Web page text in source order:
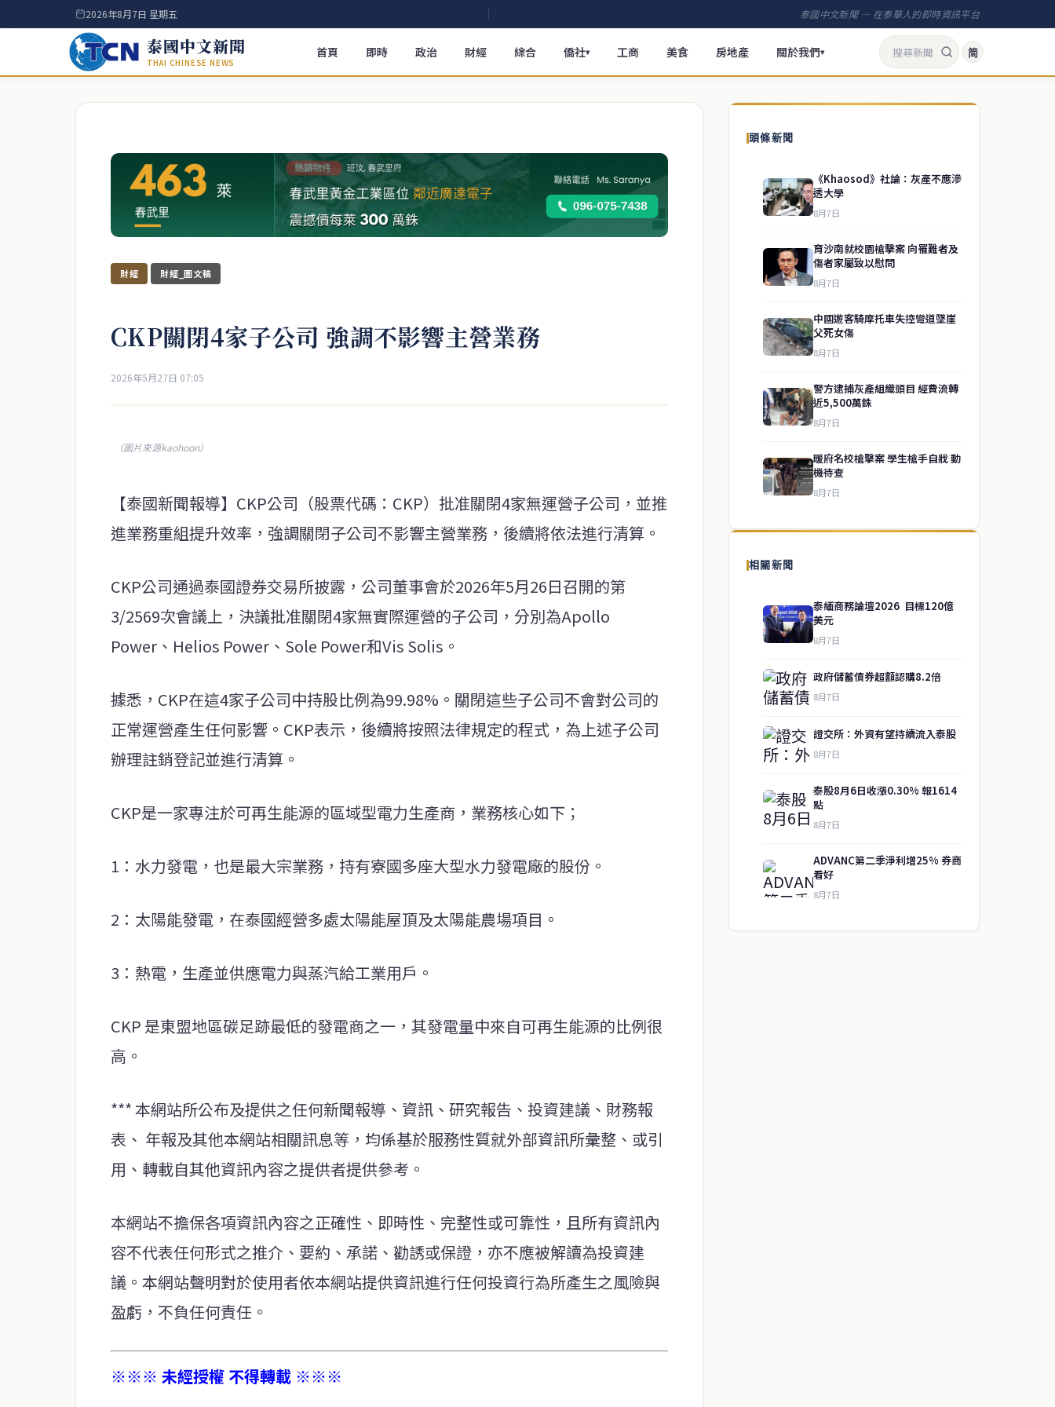
2026年8月7日 星期五 泰國中文新聞 — 在泰華人的即時資訊平台
泰國中文新聞
THAI CHINESE NEWS
首頁 即時 政治 財經 綜合 僑社▾ 工商 美食 房地產 關於我們▾ 简
財經 財經_圖文稿
CKP關閉4家子公司 強調不影響主營業務
2026年5月27日 07:05
（圖片來源kaohoon）
【泰國新聞報導】CKP公司（股票代碼：CKP）批准關閉4家無運營子公司，並推
進業務重組提升效率，強調關閉子公司不影響主營業務，後續將依法進行清算。
CKP公司通過泰國證券交易所披露，公司董事會於2026年5月26日召開的第
3/2569次會議上，決議批准關閉4家無實際運營的子公司，分別為Apollo
Power、Helios Power、Sole Power和Vis Solis。
據悉，CKP在這4家子公司中持股比例為99.98%。關閉這些子公司不會對公司的
正常運營產生任何影響。CKP表示，後續將按照法律規定的程式，為上述子公司
辦理註銷登記並進行清算。
CKP是一家專注於可再生能源的區域型電力生產商，業務核心如下；
1：水力發電，也是最大宗業務，持有寮國多座大型水力發電廠的股份。
2：太陽能發電，在泰國經營多處太陽能屋頂及太陽能農場項目。
3：熱電，生產並供應電力與蒸汽給工業用戶。
CKP 是東盟地區碳足跡最低的發電商之一，其發電量中來自可再生能源的比例很
高。
*** 本網站所公布及提供之任何新聞報導、資訊、研究報告、投資建議、財務報
表、 年報及其他本網站相關訊息等，均係基於服務性質就外部資訊所彙整、或引
用、轉載自其他資訊內容之提供者提供參考。
本網站不擔保各項資訊內容之正確性、即時性、完整性或可靠性，且所有資訊內
容不代表任何形式之推介、要約、承諾、勸誘或保證，亦不應被解讀為投資建
議。本網站聲明對於使用者依本網站提供資訊進行任何投資行為所產生之風險與
盈虧，不負任何責任。
※※※ 未經授權 不得轉載 ※※※
頭條新聞
《Khaosod》社論：灰產不應滲
透大學
8月7日
育沙南就校園槍擊案 向罹難者及
傷者家屬致以慰問
8月7日
中國遊客騎摩托車失控彎道墜崖
父死女傷
8月7日
警方逮捕灰產組織頭目 經費流轉
近5,500萬銖
8月7日
暖府名校槍擊案 學生槍手自戕 動
機待查
8月7日
相關新聞
泰緬商務論壇2026 目標120億
美元
8月7日
政府儲蓄債券超額認購8.2倍
8月7日
證交所：外資有望持續流入泰股
8月7日
泰股8月6日收漲0.30% 報1614
點
8月7日
ADVANC第二季淨利增25% 券商
看好
8月7日